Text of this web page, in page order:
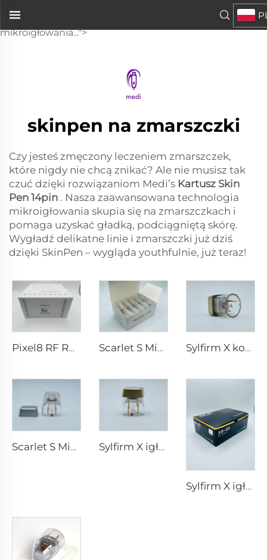
firmy Medi. Nasza zaawansowana technologia
mikroigłowania...">
skinpen na zmarszczki
Czy jesteś zmęczony leczeniem zmarszczek,
które nigdy nie chcą znikać? Ale nie musisz tak
czuć dzięki rozwiązaniom Medi’s Kartusz Skin
Pen 14pin . Nasza zaawansowana technologia
mikroigłowania skupia się na zmarszczkach i
pomaga uzyskać gładką, podciągniętą skórę.
Wygładź delikatne linie i zmarszczki już dziś
dzięki SkinPen – wygląda youthfulnie, już teraz!
Pixel8 RF Rohrer Aesthetic końcówki 25 49 64 Scarlet S Mikroigłowanie rf dwubiegunowe elektrody zużywalne końcówki 25pin Sylfirm X końcówki do mikroigłowania rf X-25
Scarlet S Mikroigłowanie rf dwubiegunowe elektrody zużywalne końcówki 25pin Sylfirm X igłowanie mikroigłowe pielęgnacja skóry końcówki sylfirm X X-25
Sylfirm X igłowanie mikroigłowe pielęgnacja skóry końcówki sylfirm X XB-49